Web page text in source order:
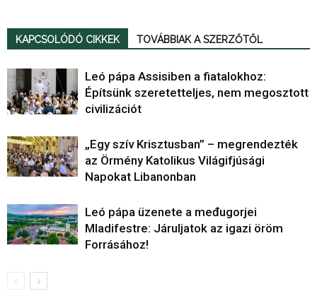
KAPCSOLÓDÓ CIKKEK TOVÁBBIAK A SZERZŐTŐL
Leó pápa Assisiben a fiatalokhoz:
Építsünk szeretetteljes, nem megosztott
civilizációt
„Egy szív Krisztusban” – megrendezték
az Örmény Katolikus Világifjúsági
Napokat Libanonban
Leó pápa üzenete a međugorjei
Mladifestre: Járuljatok az igazi öröm
Forrásához!